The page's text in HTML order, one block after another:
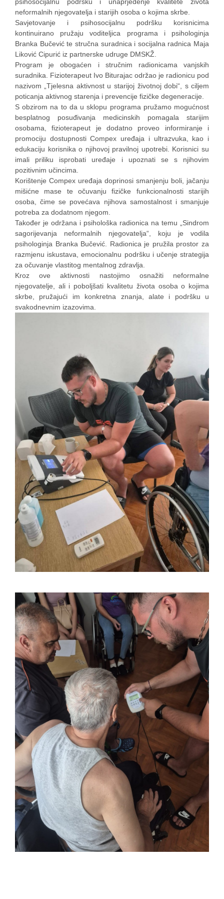
neformalnih njegovatelja i starijih osoba o kojima skrbe.
Savjetovanje i psihosocijalnu podršku korisnicima
kontinuirano pružaju voditeljica programa i psihologinja
Branka Bučević te stručna suradnica i socijalna radnica Maja
Liković Cipurić iz partnerske udruge DMSKŽ.
Program je obogaćen i stručnim radionicama vanjskih
suradnika. Fizioterapeut Ivo Biturajac održao je radionicu pod
nazivom „Tjelesna aktivnost u starijoj životnoj dobi“, s ciljem
poticanja aktivnog starenja i prevencije fizičke degeneracije.
S obzirom na to da u sklopu programa pružamo mogućnost
besplatnog posuđivanja medicinskih pomagala starijim
osobama, fizioterapeut je dodatno proveo informiranje i
promociju dostupnosti Compex uređaja i ultrazvuka, kao i
edukaciju korisnika o njihovoj pravilnoj upotrebi. Korisnici su
imali priliku isprobati uređaje i upoznati se s njihovim
pozitivnim učincima.
Korištenje Compex uređaja doprinosi smanjenju boli, jačanju
mišićne mase te očuvanju fizičke funkcionalnosti starijih
osoba, čime se povećava njihova samostalnost i smanjuje
potreba za dodatnom njegom.
Također je održana i psihološka radionica na temu „Sindrom
sagorijevanja neformalnih njegovatelja“, koju je vodila
psihologinja Branka Bučević. Radionica je pružila prostor za
razmjenu iskustava, emocionalnu podršku i učenje strategija
za očuvanje vlastitog mentalnog zdravlja.
Kroz ove aktivnosti nastojimo osnažiti neformalne
njegovatelje, ali i poboljšati kvalitetu života osoba o kojima
skrbe, pružajući im konkretna znanja, alate i podršku u
svakodnevnim izazovima.